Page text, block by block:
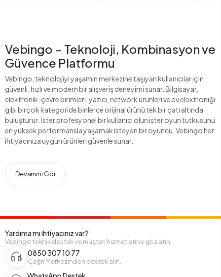
Vebingo – Teknoloji, Kombinasyon ve
Güvence Platformu
Vebingo, teknolojiyi yaşamın merkezine taşıyan kullanıcılar için
güvenli, hızlı ve modern bir alışveriş deneyimi sunar. Bilgisayar,
elektronik, çevre birimleri, yazıcı, network ürünleri ve ev elektroniği
gibi birçok kategoride binlerce orijinal ürünü tek bir çatı altında
buluşturur. İster profesyonel bir kullanıcı olun ister oyun tutkusunu
en yüksek performansla yaşamak isteyen bir oyuncu, Vebingo her
ihtiyacınıza uygun ürünleri güvenle sunar.
Devamını Gör
Yardıma mı ihtiyacınız var?
Vebingo teknik destek ve müşteri hizmetlerine göz atın.
0850 307 10 77
Çağrı Merkezinden destek alın.